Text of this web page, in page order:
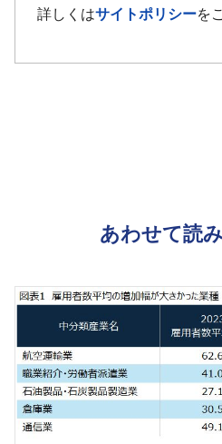
詳しくはサイトポリシーを
あわせて読